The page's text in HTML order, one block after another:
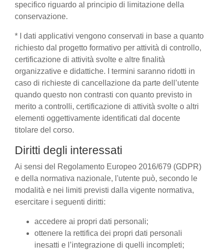
specifico riguardo al principio di limitazione della
conservazione.
* I dati applicativi vengono conservati in base a quanto
richiesto dal progetto formativo per attività di controllo,
certificazione di attività svolte e altre finalità
organizzative e didattiche. I termini saranno ridotti in
caso di richieste di cancellazione da parte dell’utente
quando questo non contrasti con quanto previsto in
merito a controlli, certificazione di attività svolte o altri
elementi oggettivamente identificati dal docente
titolare del corso.
Diritti degli interessati
Ai sensi del Regolamento Europeo 2016/679 (GDPR)
e della normativa nazionale, l'utente può, secondo le
modalità e nei limiti previsti dalla vigente normativa,
esercitare i seguenti diritti:
accedere ai propri dati personali;
ottenere la rettifica dei propri dati personali
inesatti e l’integrazione di quelli incompleti;